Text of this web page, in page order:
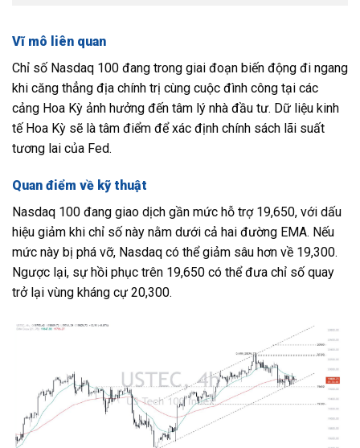
Vĩ mô liên quan
Chỉ số Nasdaq 100 đang trong giai đoạn biến động đi ngang
khi căng thẳng địa chính trị cùng cuộc đình công tại các
cảng Hoa Kỳ ảnh hưởng đến tâm lý nhà đầu tư. Dữ liệu kinh
tế Hoa Kỳ sẽ là tâm điểm để xác định chính sách lãi suất
tương lai của Fed.
Quan điểm về kỹ thuật
Nasdaq 100 đang giao dịch gần mức hỗ trợ 19,650, với dấu
hiệu giảm khi chỉ số này nằm dưới cả hai đường EMA. Nếu
mức này bị phá vỡ, Nasdaq có thể giảm sâu hơn về 19,300.
Ngược lại, sự hồi phục trên 19,650 có thể đưa chỉ số quay
trở lại vùng kháng cự 20,300.